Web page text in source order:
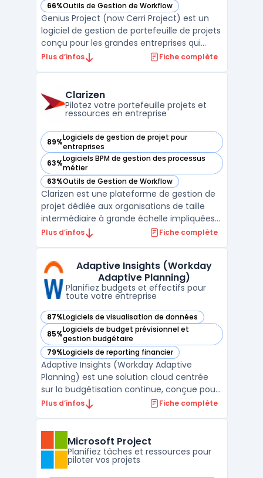
66%Outils de Gestion de Workflow
— voir Genius Project (now Cerri Project) dans cette
Genius Project (now Cerri Project) est un
logiciel de gestion de portefeuille de projets
conçu pour les grandes entreprises qui
gèrent des environnements complexes et
planification des ressources et la maîtrise
budgétai ...
Plus d’infos Fiche complète
Clarizen
Pilotez votre portefeuille projets et
ressources en entreprise
89%Logiciels de gestion de projet pour
entreprises
— voir Clarizen dans cette catégorie
63%Logiciels BPM de gestion des processus
métier
— voir Clarizen dans cette catégorie
63%Outils de Gestion de Workflow
— voir Clarizen dans cette catégorie
Clarizen est une plateforme de gestion de
projet dédiée aux organisations de taille
intermédiaire à grande échelle impliquées
dans la coordination de portefeuilles
des ressources et la visibilité sur l’état
d’avancement ...
Plus d’infos Fiche complète
Adaptive Insights (Workday
Adaptive Planning)
Planifiez budgets et effectifs pour
toute votre entreprise
87%Logiciels de visualisation de données
— voir Adaptive Insights (Workday Adaptive Planning)
85%Logiciels de budget prévisionnel et
gestion budgétaire
— voir Adaptive Insights (Workday Adaptive Planning)
79%Logiciels de reporting financier
— voir Adaptive Insights (Workday Adaptive Planning)
Adaptive Insights (Workday Adaptive
Planning) est une solution cloud centrée
sur la budgétisation continue, conçue pour
les équipes financières, RH et
entreprises confrontées à la multiplication
des données et à la n ...
Plus d’infos Fiche complète
Microsoft Project
Planifiez tâches et ressources pour
piloter vos projets